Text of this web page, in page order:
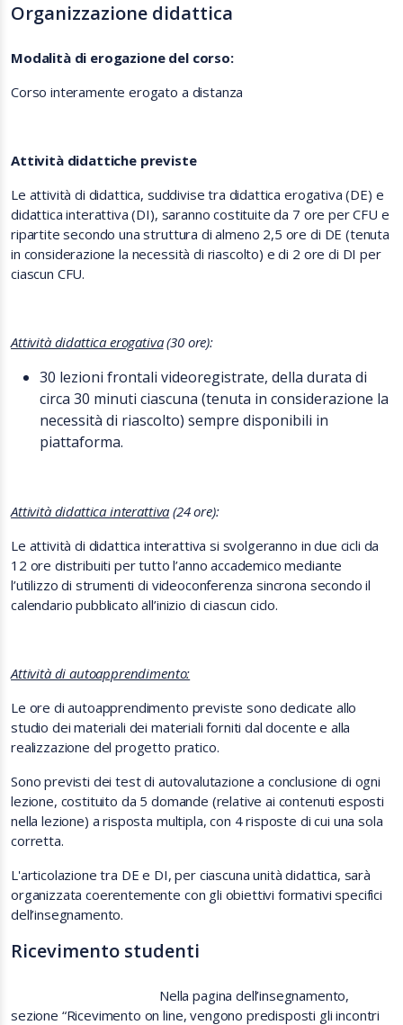
Organizzazione didattica
Modalità di erogazione del corso:
Corso interamente erogato a distanza
Attività didattiche previste
Le attività di didattica, suddivise tra didattica erogativa (DE) e
didattica interattiva (DI), saranno costituite da 7 ore per CFU e
ripartite secondo una struttura di almeno 2,5 ore di DE (tenuta
in considerazione la necessità di riascolto) e di 2 ore di DI per
ciascun CFU.
Attività didattica erogativa(30 ore):
30 lezioni frontali videoregistrate, della durata di
circa 30 minuti ciascuna (tenuta in considerazione la
necessità di riascolto) sempre disponibili in
piattaforma.
Attività didattica interattiva (24 ore):
Le attività di didattica interattiva si svolgeranno in due cicli da
12 ore distribuiti per tutto l’anno accademico mediante
l’utilizzo di strumenti di videoconferenza sincrona secondo il
calendario pubblicato all’inizio di ciascun ciclo.
Attività di autoapprendimento:
Le ore di autoapprendimento previste sono dedicate allo
studio dei materiali dei materiali forniti dal docente e alla
realizzazione del progetto pratico.
Sono previsti dei test di autovalutazione a conclusione di ogni
lezione, costituito da 5 domande (relative ai contenuti esposti
nella lezione) a risposta multipla, con 4 risposte di cui una sola
corretta.
L'articolazione tra DE e DI, per ciascuna unità didattica, sarà
organizzata coerentemente con gli obiettivi formativi specifici
dell’insegnamento.
Ricevimento studenti
Nella pagina dell’insegnamento,
sezione “Ricevimento on line, vengono predisposti gli incontri